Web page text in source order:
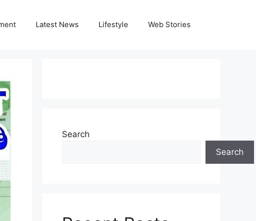
Latest News Lifestyle Web Stories
Search
Search